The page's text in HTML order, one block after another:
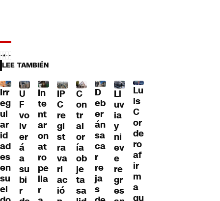
LEE TAMBIÉN
Irr
eg
ul
ar
id
ad
es
en
su
el
U
F
vo
lv
er
á
a
su
bi
r
In
te
nt
ar
on
at
ro
pe
lla
r
IP
C
re
gi
st
ra
va
ri
ac
ió
C
on
tr
al
or
ía
ob
je
ta
sa
D
eb
er
án
sa
ca
r
re
ja
s
Ll
uv
ia
y
ni
ev
e
re
gr
es
Lu
is
C
or
de
ro
af
ir
m
a
qu